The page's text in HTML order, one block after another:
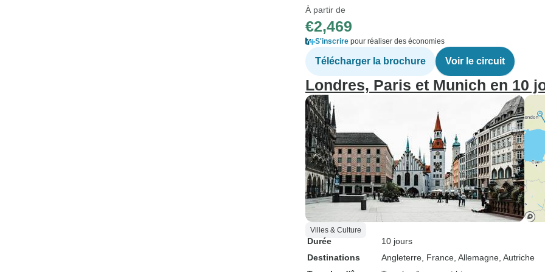
À partir de
€2,469
S'inscrire pour réaliser des économies
Télécharger la brochure Voir le circuit
Londres, Paris et Munich en 10
Villes & Culture
Durée
10 jours
Destinations
Angleterre , France , Allemagne , Autriche